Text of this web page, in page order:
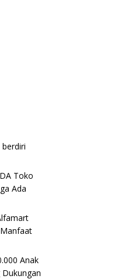
Toko
Ada
Anak